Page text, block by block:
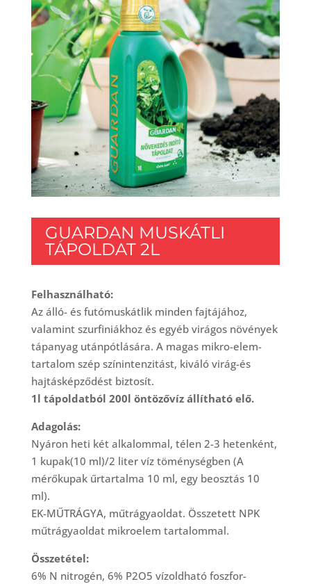
GUARDAN MUSKÁTLI
TÁPOLDAT 2L
Felhasználható:
Az álló- és futómuskátlik minden fajtájához,
valamint szurfiniákhoz és egyéb virágos növények
tápanyag utánpótlására. A magas mikro-elem-
tartalom szép színintenzitást, kiváló virág-és
hajtásképződést biztosít.
1l tápoldatból 200l öntözővíz állítható elő.
Adagolás:
Nyáron heti két alkalommal, télen 2-3 hetenként,
1 kupak(10 ml)/2 liter víz töménységben (A
mérőkupak űrtartalma 10 ml, egy beosztás 10
ml).
EK-MŰTRÁGYA, műtrágyaoldat. Összetett NPK
műtrágyaoldat mikroelem tartalommal.
Összetétel:
6% N nitrogén, 6% P2O5 vízoldható foszfor-